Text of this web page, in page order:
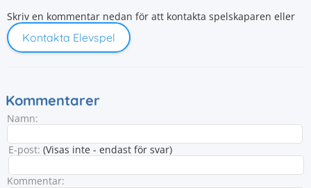
Skriv en kommentar nedan för att kontakta spelskaparen eller
Kontakta Elevspel
Kommentarer
Namn:
E-post: (Visas inte - endast för svar)
Kommentar: